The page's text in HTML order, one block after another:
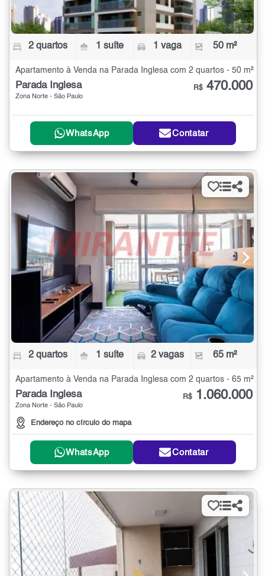
2 quartos 1 suíte 1 vaga 50 m²
Apartamento à Venda na Parada Inglesa com 2 quartos - 50 m²
Parada Inglesa
Zona Norte - São Paulo
R$ 470.000
WhatsApp Contatar
2 quartos 1 suíte 2 vagas 65 m²
Apartamento à Venda na Parada Inglesa com 2 quartos - 65 m²
Parada Inglesa
Zona Norte - São Paulo
Endereço no círculo do mapa
R$ 1.060.000
WhatsApp Contatar